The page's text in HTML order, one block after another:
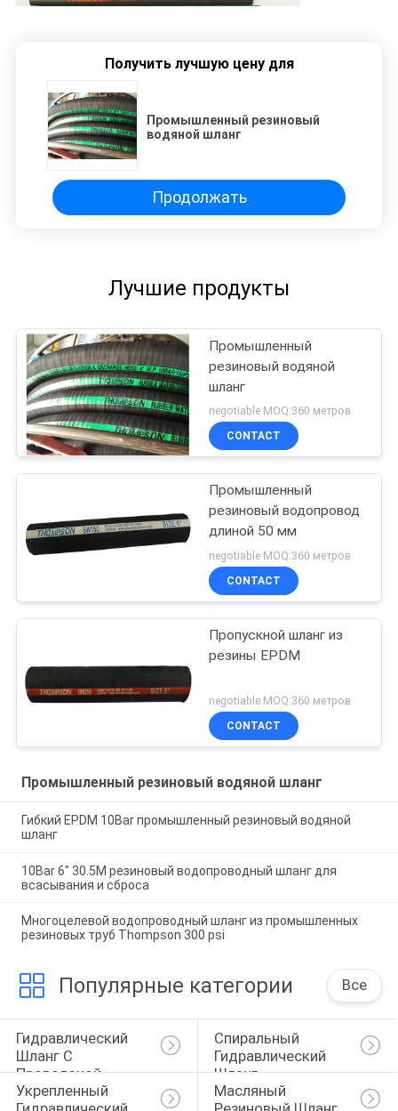
Получить лучшую цену для
Промышленный резиновый
водяной шланг
Продолжать
Лучшие продукты
Промышленный
резиновый водяной
шланг
negotiable MOQ:360 метров
CONTACT
Промышленный
резиновый водопровод
длиной 50 мм
negotiable MOQ:360 метров
CONTACT
Пропускной шланг из
резины EPDM
negotiable MOQ:360 метров
CONTACT
Промышленный резиновый водяной шланг
Гибкий EPDM 10Bar промышленный резиновый водяной
шланг
10Bar 6" 30.5M резиновый водопроводный шланг для
всасывания и сброса
Многоцелевой водопроводный шланг из промышленных
резиновых труб Thompson 300 psi
Популярные категории Все
Гидравлический
Шланг С
Проволокой
Спиральный
Гидравлический
Шланг
Укрепленный
Масляный